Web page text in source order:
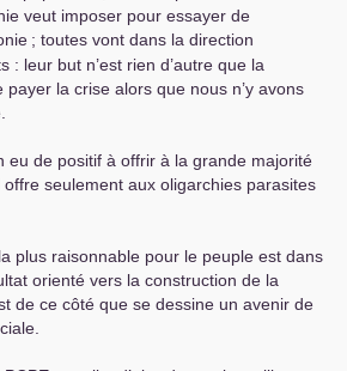
veut imposer pour essayer de
; toutes vont dans la direction
: leur but n’est rien d’autre que la
la crise alors que nous n’y avons
eu de positif à offrir à la grande majorité
seulement aux oligarchies parasites
plus raisonnable pour le peuple est dans
orienté vers la construction de la
de ce côté que se dessine un avenir de